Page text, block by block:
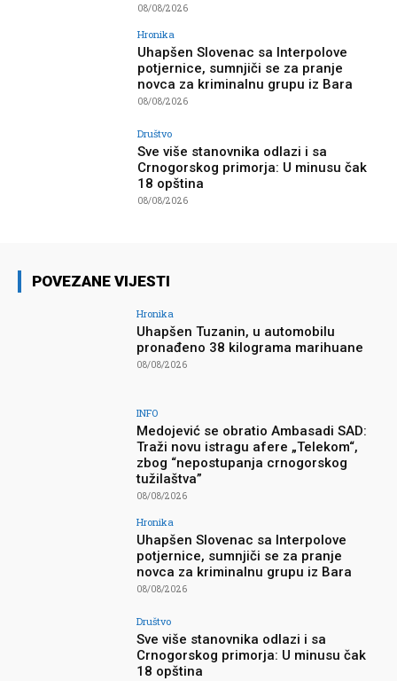
08/08/2026
Hronika
Uhapšen Slovenac sa Interpolove
potjernice, sumnjiči se za pranje
novca za kriminalnu grupu iz Bara
08/08/2026
Društvo
Sve više stanovnika odlazi i sa
Crnogorskog primorja: U minusu čak
18 opština
08/08/2026
POVEZANE VIJESTI
Hronika
Uhapšen Tuzanin, u automobilu
pronađeno 38 kilograma marihuane
08/08/2026
INFO
Medojević se obratio Ambasadi SAD:
Traži novu istragu afere „Telekom“,
zbog “nepostupanja crnogorskog
tužilaštva”
08/08/2026
Hronika
Uhapšen Slovenac sa Interpolove
potjernice, sumnjiči se za pranje
novca za kriminalnu grupu iz Bara
08/08/2026
Društvo
Sve više stanovnika odlazi i sa
Crnogorskog primorja: U minusu čak
18 opština